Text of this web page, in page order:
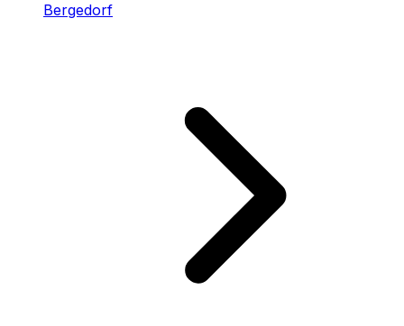
Bergedorf